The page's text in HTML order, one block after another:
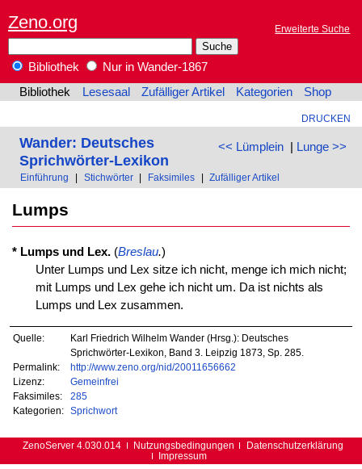
Zeno.org Erweiterte Suche
Bibliothek
Nur in Wander-1867
Bibliothek
Lesesaal Zufälliger Artikel Kategorien Shop
DRUCKEN
<< Lümplein| Lunge >>
Wander: Deutsches
Sprichwörter-Lexikon
Einführung Stichwörter Faksimiles Zufälliger Artikel
Lumps
* Lumps und Lex.(Breslau.)
Unter Lumps und Lex sitze ich nicht, menge ich mich nicht;
mit Lumps und Lex gehe ich nicht um. Da ist nichts als
Lumps und Lex zusammen.
Quelle:
Karl Friedrich Wilhelm Wander (Hrsg.): Deutsches
Sprichwörter-Lexikon, Band 3. Leipzig 1873, Sp. 285.
Permalink:
http://www.zeno.org/nid/20011656662
Lizenz:
Gemeinfrei
Faksimiles:
285
Kategorien:
Sprichwort
ZenoServer 4.030.014 Nutzungsbedingungen
Datenschutzerklärung
Impressum